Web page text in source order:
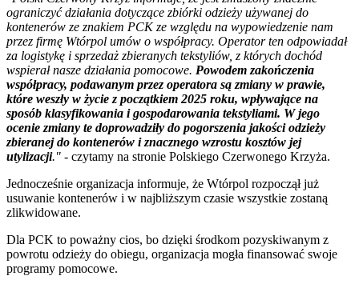
ograniczyć działania dotyczące zbiórki odzieży używanej do
kontenerów ze znakiem PCK ze względu na wypowiedzenie nam
przez firmę Wtórpol umów o współpracy. Operator ten odpowiadał
za logistykę i sprzedaż zbieranych tekstyliów, z których dochód
wspierał nasze działania pomocowe. Powodem zakończenia
współpracy, podawanym przez operatora są zmiany w prawie,
które weszły w życie z początkiem 2025 roku, wpływające na
sposób klasyfikowania i gospodarowania tekstyliami. W jego
ocenie zmiany te doprowadziły do pogorszenia jakości odzieży
zbieranej do kontenerów i znacznego wzrostu kosztów jej
utylizacji." - czytamy na stronie Polskiego Czerwonego Krzyża.
Jednocześnie organizacja informuje, że Wtórpol rozpoczął już
usuwanie kontenerów i w najbliższym czasie wszystkie zostaną
zlikwidowane.
Dla PCK to poważny cios, bo dzięki środkom pozyskiwanym z
powrotu odzieży do obiegu, organizacja mogła finansować swoje
programy pomocowe.